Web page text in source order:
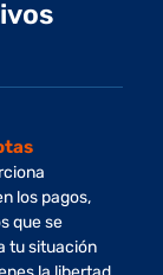
los pagos,
que se
tu situación